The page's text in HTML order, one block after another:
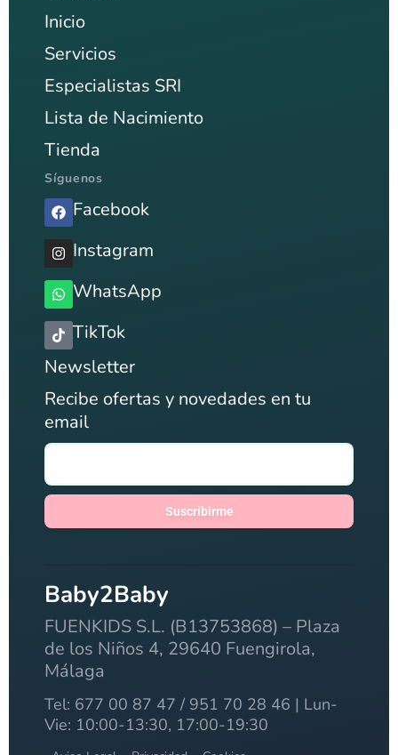
Inicio
Servicios
Especialistas SRI
Lista de Nacimiento
Tienda
Síguenos
Facebook
Instagram
WhatsApp
TikTok
Newsletter
Recibe ofertas y novedades en tu
email
Suscribirme
Baby2Baby
FUENKIDS S.L. (B13753868) – Plaza
de los Niños 4, 29640 Fuengirola,
Málaga
Tel: 677 00 87 47 / 951 70 28 46 | Lun-
Vie: 10:00-13:30, 17:00-19:30